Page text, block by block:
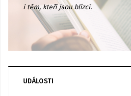
i těm, kteří jsou blízcí.
UDÁLOSTI